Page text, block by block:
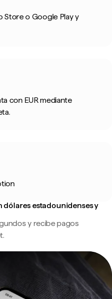
Store o Google Play y
con EUR mediante
dólares estadounidenses y
y recibe pagos